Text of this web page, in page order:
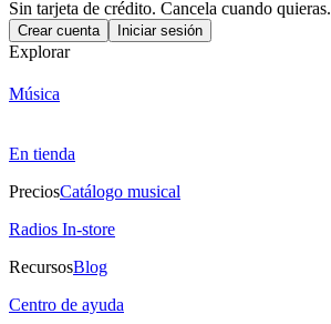
Sin tarjeta de crédito. Cancela cuando quieras.
Crear cuenta Iniciar sesión
Explorar
Música
En tienda
PreciosCatálogo musical
Radios In-store
RecursosBlog
Centro de ayuda